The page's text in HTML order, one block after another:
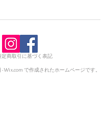
定商取引に基づく表記
-Wix.com で作成されたホームページです。